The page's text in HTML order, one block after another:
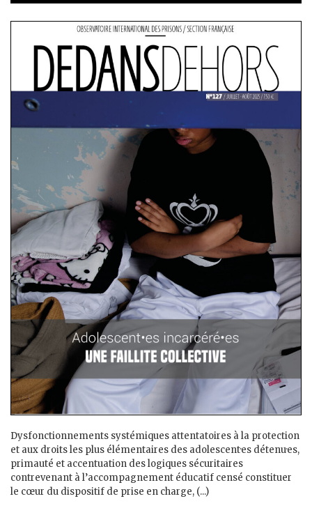
Dysfonctionnements systémiques attentatoires à la protection
et aux droits les plus élémentaires des adolescent·es détenu·es,
primauté et accentuation des logiques sécuritaires
contrevenant à l’accompagnement éducatif censé constituer
le cœur du dispositif de prise en charge, (...)